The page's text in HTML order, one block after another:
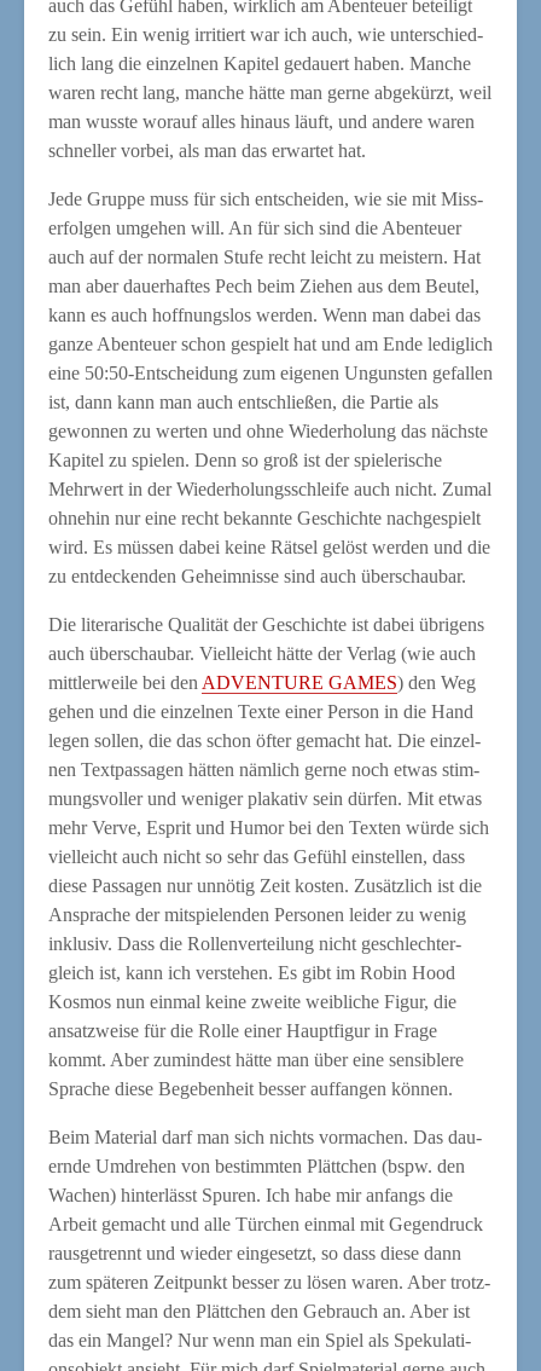
auch das Gefühl haben, wirk­lich am Aben­teu­er betei­ligt
zu sein. Ein wenig irri­tiert war ich auch, wie unter­schied­
lich lang die ein­zel­nen Kapi­tel gedau­ert haben. Man­che
waren recht lang, man­che hät­te man ger­ne abge­kürzt, weil
man wuss­te wor­auf alles hin­aus läuft, und ande­re waren
schnel­ler vor­bei, als man das erwar­tet hat.
Jede Grup­pe muss für sich ent­schei­den, wie sie mit Miss­
erfol­gen umge­hen will. An für sich sind die Aben­teu­er
auch auf der nor­ma­len Stu­fe recht leicht zu meis­tern. Hat
man aber dau­er­haf­tes Pech beim Zie­hen aus dem Beu­tel,
kann es auch hoff­nungs­los wer­den. Wenn man dabei das
gan­ze Aben­teu­er schon gespielt hat und am Ende ledig­lich
eine 50:50-Entscheidung zum eige­nen Unguns­ten gefal­len
ist, dann kann man auch ent­schlie­ßen, die Par­tie als
gewon­nen zu wer­ten und ohne Wie­der­ho­lung das nächs­te
Kapi­tel zu spie­len. Denn so groß ist der spie­le­ri­sche
Mehr­wert in der Wie­der­ho­lungs­schlei­fe auch nicht. Zumal
ohne­hin nur eine recht bekann­te Geschich­te nach­ge­spielt
wird. Es müs­sen dabei kei­ne Rät­sel gelöst wer­den und die
zu ent­de­cken­den Geheim­nis­se sind auch überschaubar.
Die lite­ra­ri­sche Qua­li­tät der Geschich­te ist dabei übri­gens
auch über­schau­bar. Viel­leicht hät­te der Ver­lag (wie auch
mitt­ler­wei­le bei den ADVENTURE GAMES) den Weg
gehen und die ein­zel­nen Tex­te einer Per­son in die Hand
legen sol­len, die das schon öfter gemacht hat. Die ein­zel­
nen Text­pas­sa­gen hät­ten näm­lich ger­ne noch etwas stim­
mungs­vol­ler und weni­ger pla­ka­tiv sein dür­fen. Mit etwas
mehr Ver­ve, Esprit und Humor bei den Tex­ten wür­de sich
viel­leicht auch nicht so sehr das Gefühl ein­stel­len, dass
die­se Pas­sa­gen nur unnö­tig Zeit kos­ten. Zusätz­lich ist die
Anspra­che der mit­spie­len­den Per­so­nen lei­der zu wenig
inklu­siv. Dass die Rol­len­ver­tei­lung nicht geschlech­ter­
gleich ist, kann ich ver­ste­hen. Es gibt im Robin Hood
Kos­mos nun ein­mal kei­ne zwei­te weib­li­che Figur, die
ansatz­wei­se für die Rol­le einer Haupt­fi­gur in Fra­ge
kommt. Aber zumin­dest hät­te man über eine sen­si­ble­re
Spra­che die­se Bege­ben­heit bes­ser auf­fan­gen können.
Beim Mate­ri­al darf man sich nichts vor­ma­chen. Das dau­
ern­de Umdre­hen von bestimm­ten Plätt­chen (bspw. den
Wachen) hin­ter­lässt Spu­ren. Ich habe mir anfangs die
Arbeit gemacht und alle Tür­chen ein­mal mit Gegen­druck
raus­ge­trennt und wie­der ein­ge­setzt, so dass die­se dann
zum spä­te­ren Zeit­punkt bes­ser zu lösen waren. Aber trotz­
dem sieht man den Plätt­chen den Gebrauch an. Aber ist
das ein Man­gel? Nur wenn man ein Spiel als Spe­ku­la­ti­